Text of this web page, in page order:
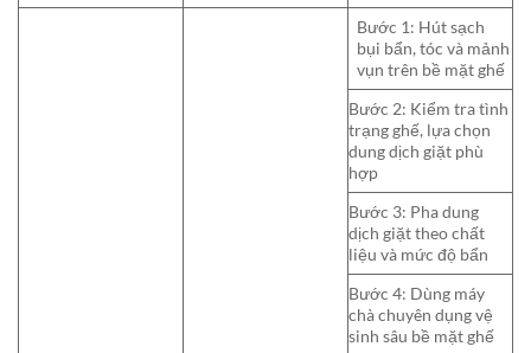
Bước 1: Hút sạch
bụi bẩn, tóc và mảnh
vụn trên bề mặt ghế
Bước 2: Kiểm tra tình
trạng ghế, lựa chọn
dung dịch giặt phù
hợp
Bước 3: Pha dung
dịch giặt theo chất
liệu và mức độ bẩn
Bước 4: Dùng máy
chà chuyên dụng vệ
sinh sâu bề mặt ghế